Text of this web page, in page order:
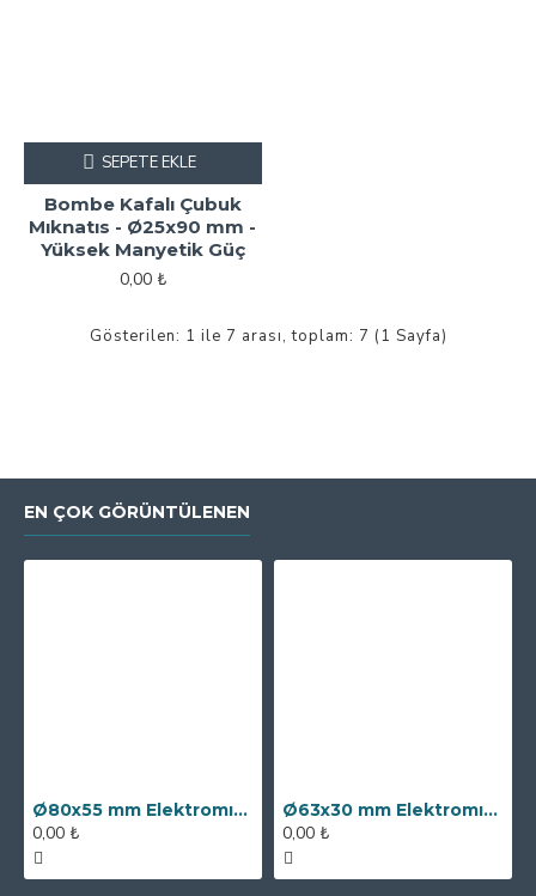
Bombe Kafalı Çubuk
Mıknatıs - Ø25x90 mm -
Yüksek Manyetik Güç
0,00 ₺
SEPETE EKLE
Gösterilen: 1 ile 7 arası, toplam: 7 (1 Sayfa)
EN ÇOK GÖRÜNTÜLENEN
Ø80x55 mm Elektromıknatıs - 250 kg Çekim Gücü
0,00 ₺
Ø63x30 mm Elektromıknatıs - 100 kg Çekim Gücü
0,00 ₺